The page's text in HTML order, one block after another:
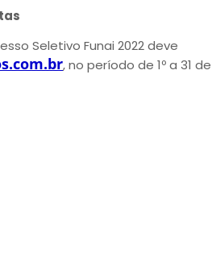
Seletivo Funai 2022 deve
, no período de 1º a 31 de